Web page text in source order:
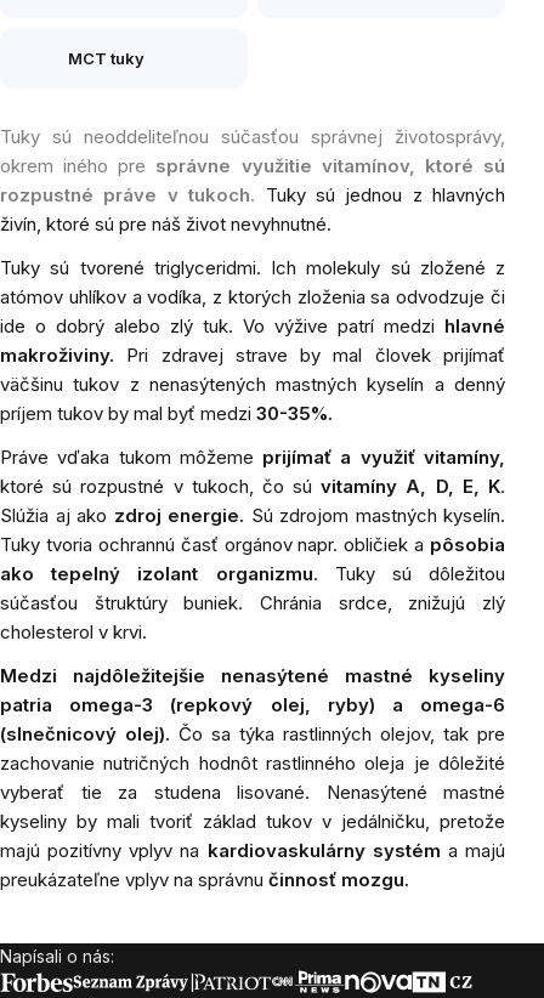
MCT tuky
Tuky sú neoddeliteľnou súčasťou správnej životosprávy,
okrem iného pre správne využitie vitamínov, ktoré sú
rozpustné práve v tukoch. Tuky sú jednou z hlavných
živín, ktoré sú pre náš život nevyhnutné.
Tuky sú tvorené triglyceridmi. Ich molekuly sú zložené z
atómov uhlíkov a vodíka, z ktorých zloženia sa odvodzuje či
ide o dobrý alebo zlý tuk. Vo výžive patrí medzi hlavné
makroživiny. Pri zdravej strave by mal človek prijímať
väčšinu tukov z nenasýtených mastných kyselín a denný
príjem tukov by mal byť medzi 30-35%.
Práve vďaka tukom môžeme prijímať a využiť vitamíny,
ktoré sú rozpustné v tukoch, čo súvitamíny A, D, E, K.
Slúžia aj ako zdroj energie. Sú zdrojom mastných kyselín.
Tuky tvoria ochrannú časť orgánov napr. obličiek a pôsobia
ako tepelný izolant organizmu. Tuky sú dôležitou
súčasťou štruktúry buniek. Chránia srdce, znižujú zlý
cholesterol v krvi.
Medzi najdôležitejšie nenasýtené mastné kyseliny
patria omega-3 (repkový olej, ryby) a omega-6
(slnečnicový olej). Čo sa týka rastlinných olejov, tak pre
zachovanie nutričných hodnôt rastlinného oleja je dôležité
vyberať tie za studena lisované. Nenasýtené mastné
kyseliny by mali tvoriť základ tukov v jedálničku, pretože
majú pozitívny vplyv na kardiovaskulárny systém a majú
preukázateľne vplyv na správnu činnosť mozgu.
Zápätie
Napísali o nás: